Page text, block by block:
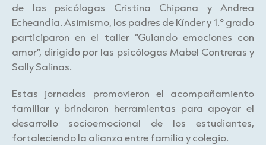
de las psicólogas Cristina Chipana y Andrea
Echeandía. Asimismo, los padres de Kínder y 1.° grado
participaron en el taller “Guiando emociones con
amor”, dirigido por las psicólogas Mabel Contreras y
Sally Salinas.
Estas jornadas promovieron el acompañamiento
familiar y brindaron herramientas para apoyar el
desarrollo socioemocional de los estudiantes,
fortaleciendo la alianza entre familia y colegio.